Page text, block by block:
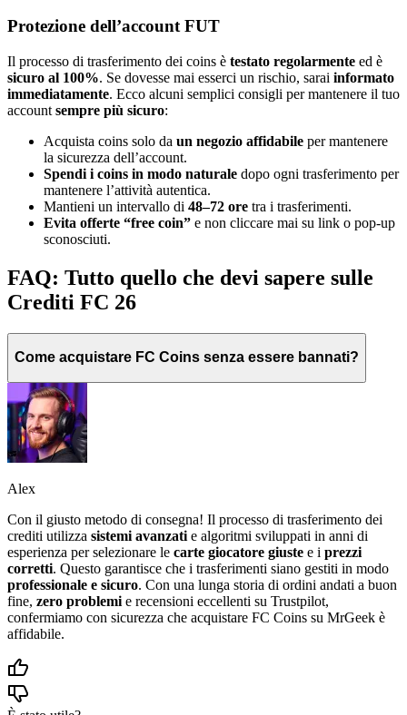
Protezione dell’account FUT
Il processo di trasferimento dei coins è testato regolarmente ed è
sicuro al 100%. Se dovesse mai esserci un rischio, sarai informato
immediatamente. Ecco alcuni semplici consigli per mantenere il tuo
account sempre più sicuro:
Acquista coins solo da un negozio affidabile per mantenere
la sicurezza dell’account.
Spendi i coins in modo naturale dopo ogni trasferimento per
mantenere l’attività autentica.
Mantieni un intervallo di 48–72 ore tra i trasferimenti.
Evita offerte “free coin” e non cliccare mai su link o pop-up
sconosciuti.
FAQ: Tutto quello che devi sapere sulle
Crediti FC 26
Come acquistare FC Coins senza essere bannati?
Alex
Con il giusto metodo di consegna! Il processo di trasferimento dei
crediti utilizza sistemi avanzati e algoritmi sviluppati in anni di
esperienza per selezionare le carte giocatore giuste e i prezzi
corretti. Questo garantisce che i trasferimenti siano gestiti in modo
professionale e sicuro. Con una lunga storia di ordini andati a buon
fine, zero problemi e recensioni eccellenti su Trustpilot,
confermiamo con sicurezza che acquistare FC Coins su MrGeek è
affidabile.